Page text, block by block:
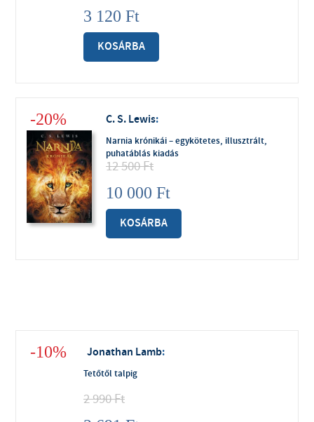
3 120 Ft
KOSÁRBA
-20% C. S. Lewis:
Narnia krónikái – egykötetes, illusztrált,
puhatáblás kiadás
12 500Ft
10 000 Ft
KOSÁRBA
-10% Jonathan Lamb:
Tetőtől talpig
2 990Ft